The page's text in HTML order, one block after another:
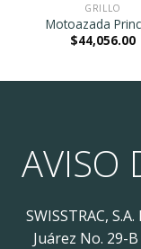
GRILLO
Motoazada
$44,056.00
AVISO
SWISSTRAC,
Juárez No. 29-